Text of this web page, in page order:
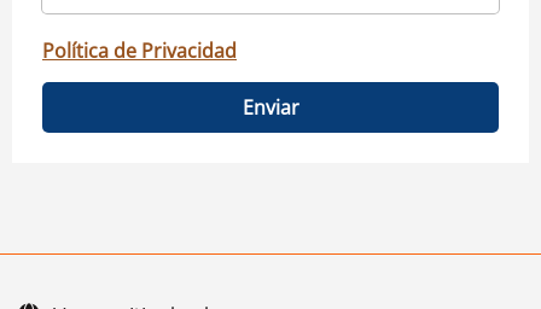
Política de Privacidad
Enviar